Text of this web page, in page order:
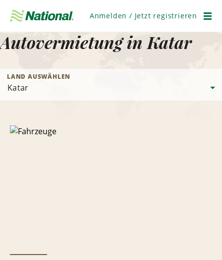
überspringen
Anmelden / Jetzt registrieren
Autovermietung in Katar
LAND AUSWÄHLEN